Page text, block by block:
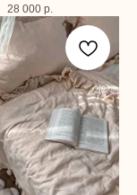
28 000 р.